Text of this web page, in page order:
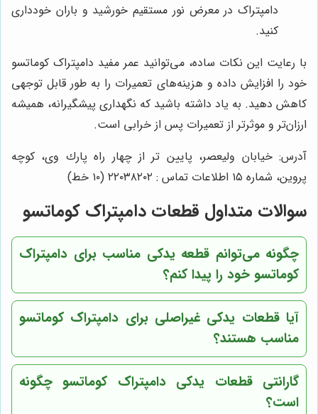
دامپتراک در معرض نور مستقیم خورشید و باران خودداری
کنید.
با رعایت این نکات ساده، می‌توانید عمر مفید دامپتراک کوماتسو
خود را افزایش داده و هزینه‌های تعمیرات را به طور قابل توجهی
کاهش دهید. به یاد داشته باشید که نگهداری پیشگیرانه، همیشه
ارزان‌تر و موثرتر از تعمیرات پس از خرابی است.
آدرس: خيابان وليعصر، پايين تر از چهار راه پارك وى، كوچه
پروين، شماره ١٥ اطلاعات تماس : ٢٢٠٣٨٢٠٢ (١٠ خط)
سوالات متداول قطعات دامپتراک کوماتسو
چگونه می‌توانم قطعه یدکی مناسب برای دامپتراک
کوماتسو خود را پیدا کنم؟
آیا قطعات یدکی غیراصلی برای دامپتراک کوماتسو
مناسب هستند؟
گارانتی قطعات یدکی دامپتراک کوماتسو چگونه
است؟